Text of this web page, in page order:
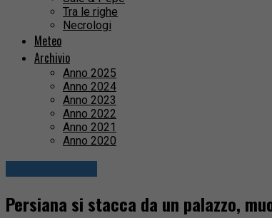
Tra le righe
Necrologi
Meteo
Archivio
Anno 2025
Anno 2024
Anno 2023
Anno 2022
Anno 2021
Anno 2020
Persiana si stacca da un palazzo,